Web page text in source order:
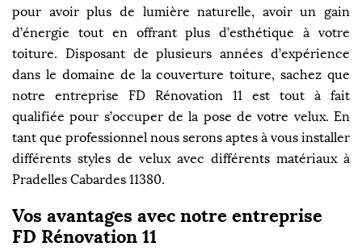
pour avoir plus de lumière naturelle, avoir un gain
d’énergie tout en offrant plus d’esthétique à votre
toiture. Disposant de plusieurs années d’expérience
dans le domaine de la couverture toiture, sachez que
notre entreprise FD Rénovation 11 est tout à fait
qualifiée pour s’occuper de la pose de votre velux. En
tant que professionnel nous serons aptes à vous installer
différents styles de velux avec différents matériaux à
Pradelles Cabardes 11380.
Vos avantages avec notre entreprise
FD Rénovation 11